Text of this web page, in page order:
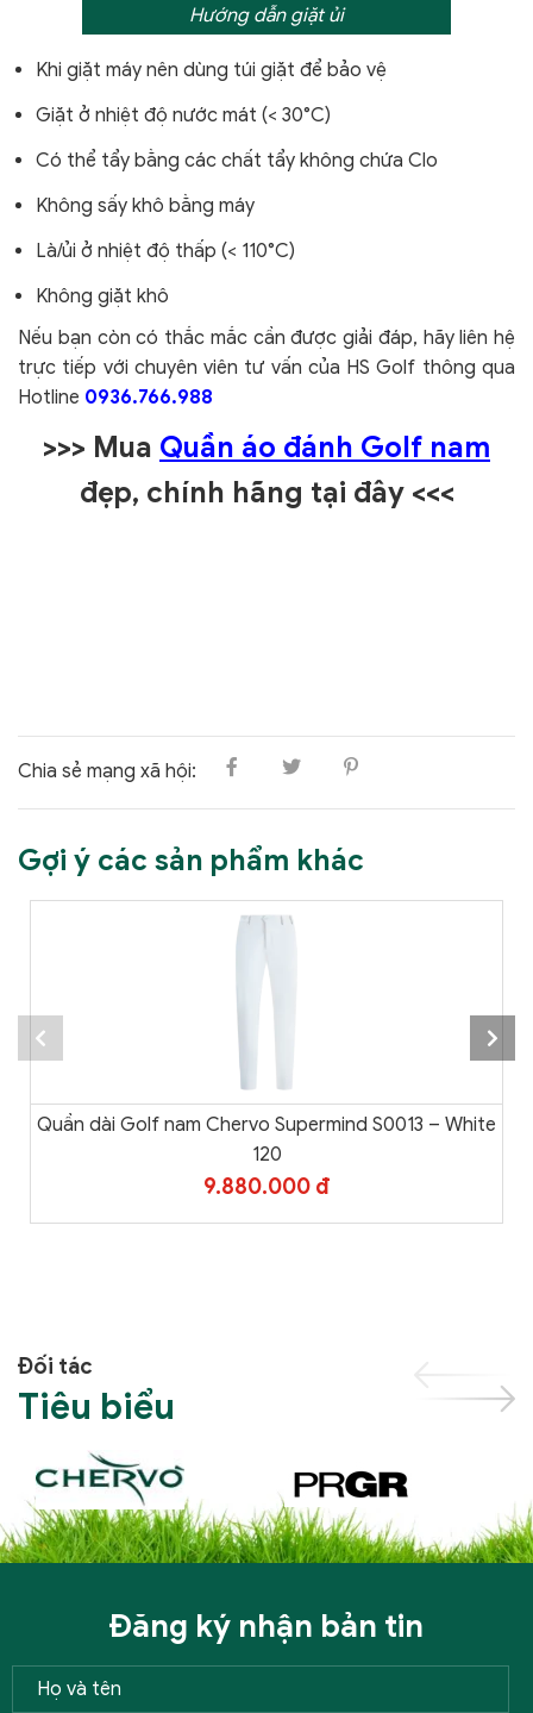
Hướng dẫn giặt ủi
Khi giặt máy nên dùng túi giặt để bảo vệ
Giặt ở nhiệt độ nước mát (< 30°C)
Có thể tẩy bằng các chất tẩy không chứa Clo
Không sấy khô bằng máy
Là/ủi ở nhiệt độ thấp (< 110°C)
Không giặt khô
Nếu bạn còn có thắc mắc cần được giải đáp, hãy liên hệ
trực tiếp với chuyên viên tư vấn của HS Golf thông qua
Hotline 0936.766.988
>>> Mua Quần áo đánh Golf nam
đẹp, chính hãng tại đây <<<
Chia sẻ mạng xã hội:
Gợi ý các sản phẩm khác
Quần dài Golf nam Chervo Supermind S0013 – White
120
9.880.000 đ
Đối tác
Tiêu biểu
Đăng ký nhận bản tin